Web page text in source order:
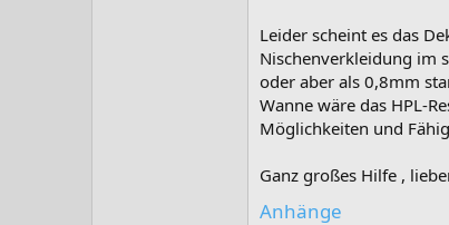
Leider scheint es das
Nischenverkleidung im
oder aber als 0,8mm
Wanne wäre das HPL-
Möglichkeiten und
Ganz großes Hilfe ,
Anhänge